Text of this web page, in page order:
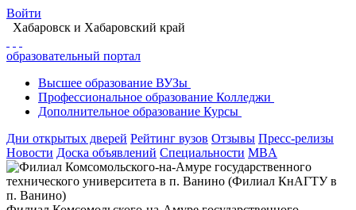
Войти
Хабаровск и Хабаровский край
образовательный портал
Высшее образование ВУЗы
Профессиональное образование Колледжи
Дополнительное образование Курсы
Дни открытых дверей Рейтинг вузов Отзывы Пресс-релизы
Новости Доска объявлений Специальности MBA